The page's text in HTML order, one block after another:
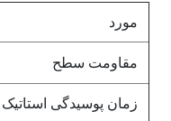
مورد
مقاومت سطح
زمان پوسیدگی استاتیک